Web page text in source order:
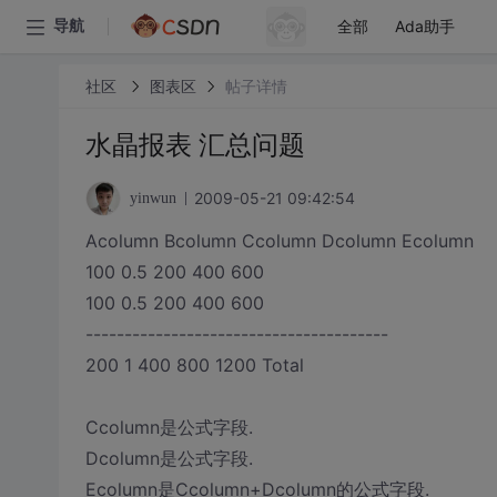
导航 全部 Ada助手
社区 图表区 帖子详情
水晶报表 汇总问题
yinwun 2009-05-21 09:42:54
Acolumn Bcolumn Ccolumn Dcolumn Ecolumn
100 0.5 200 400 600
100 0.5 200 400 600
---------------------------------------
200 1 400 800 1200 Total
Ccolumn是公式字段.
Dcolumn是公式字段.
Ecolumn是Ccolumn+Dcolumn的公式字段.